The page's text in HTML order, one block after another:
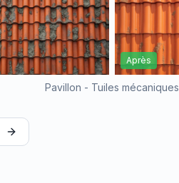
Après
Pavillon - Tuiles mécaniques